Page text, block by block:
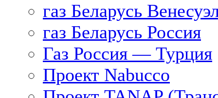
газ Беларусь
газ Беларусь Россия
Газ Россия — Турция
Проект Nabucco